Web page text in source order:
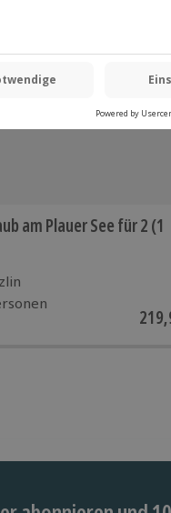
am Plauer See für 2 (1